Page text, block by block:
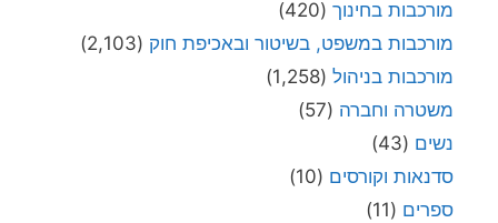
מורכבות בחינוך (420)
מורכבות במשפט, בשיטור ובאכיפת חוק (2,103)
מורכבות בניהול (1,258)
משטרה וחברה (57)
נשים (43)
סדנאות וקורסים (10)
ספרים (11)